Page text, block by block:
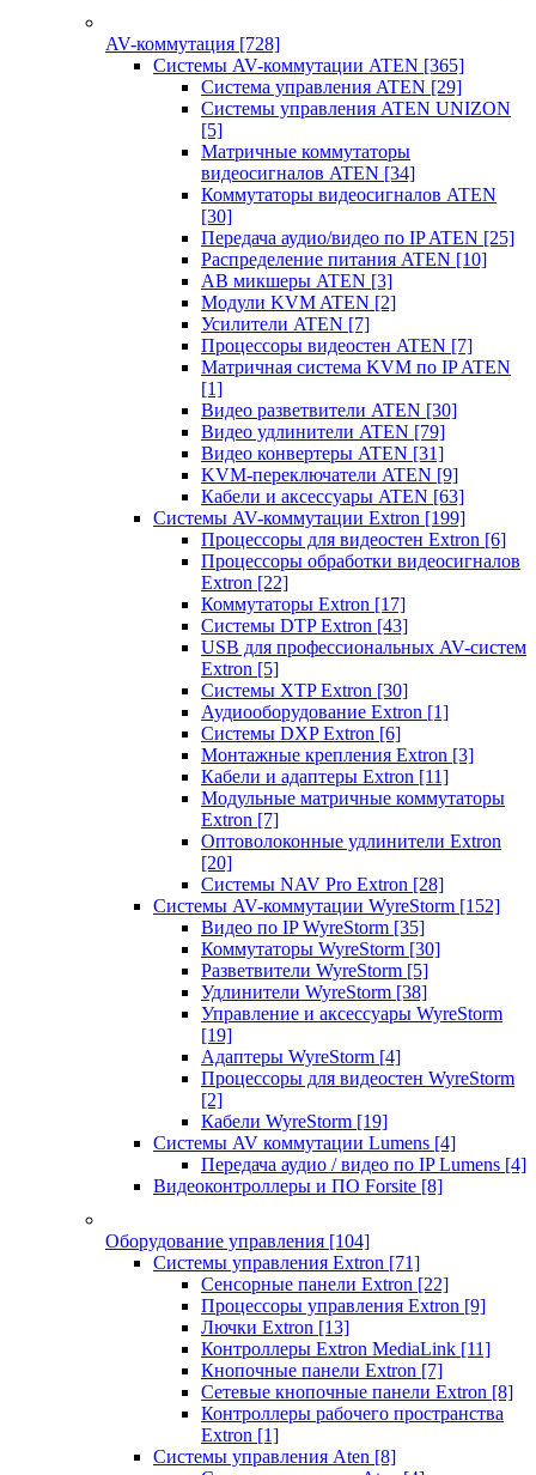
AV-коммутация [728]
Системы AV-коммутации ATEN [365]
Система управления ATEN [29]
Системы управления ATEN UNIZON
[5]
Матричные коммутаторы
видеосигналов ATEN [34]
Коммутаторы видеосигналов ATEN
[30]
Передача аудио/видео по IP ATEN [25]
Распределение питания ATEN [10]
АВ микшеры ATEN [3]
Модули KVM ATEN [2]
Усилители ATEN [7]
Процессоры видеостен ATEN [7]
Матричная система KVM по IP ATEN
[1]
Видео разветвители ATEN [30]
Видео удлинители ATEN [79]
Видео конвертеры ATEN [31]
KVM-переключатели ATEN [9]
Кабели и аксессуары ATEN [63]
Системы AV-коммутации Extron [199]
Процессоры для видеостен Extron [6]
Процессоры обработки видеосигналов
Extron [22]
Коммутаторы Extron [17]
Системы DTP Extron [43]
USB для профессиональных AV-систем
Extron [5]
Системы XTP Extron [30]
Аудиооборудование Extron [1]
Системы DXP Extron [6]
Монтажные крепления Extron [3]
Кабели и адаптеры Extron [11]
Модульные матричные коммутаторы
Extron [7]
Оптоволоконные удлинители Extron
[20]
Системы NAV Pro Extron [28]
Системы AV-коммутации WyreStorm [152]
Видео по IP WyreStorm [35]
Коммутаторы WyreStorm [30]
Разветвители WyreStorm [5]
Удлинители WyreStorm [38]
Управление и аксессуары WyreStorm
[19]
Адаптеры WyreStorm [4]
Процессоры для видеостен WyreStorm
[2]
Кабели WyreStorm [19]
Системы AV коммутации Lumens [4]
Передача аудио / видео по IP Lumens [4]
Видеоконтроллеры и ПО Forsite [8]
Оборудование управления [104]
Системы управления Extron [71]
Сенсорные панели Extron [22]
Процессоры управления Extron [9]
Лючки Extron [13]
Контроллеры Extron MediaLink [11]
Кнопочные панели Extron [7]
Сетевые кнопочные панели Extron [8]
Контроллеры рабочего пространства
Extron [1]
Системы управления Aten [8]